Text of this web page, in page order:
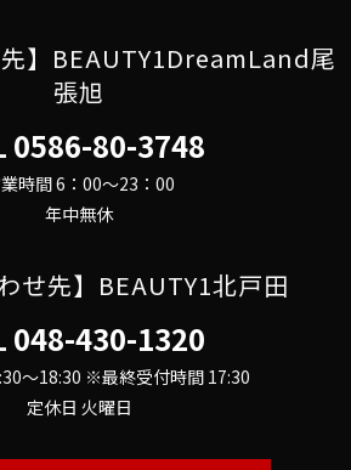
先】BEAUTY1DreamLand尾
張旭
0586-80-3748
時間 6：00～23：00
年中無休
せ先】BEAUTY1北戸田
048-430-1320
～18:30 ※最終受付時間 17:30
定休日 火曜日